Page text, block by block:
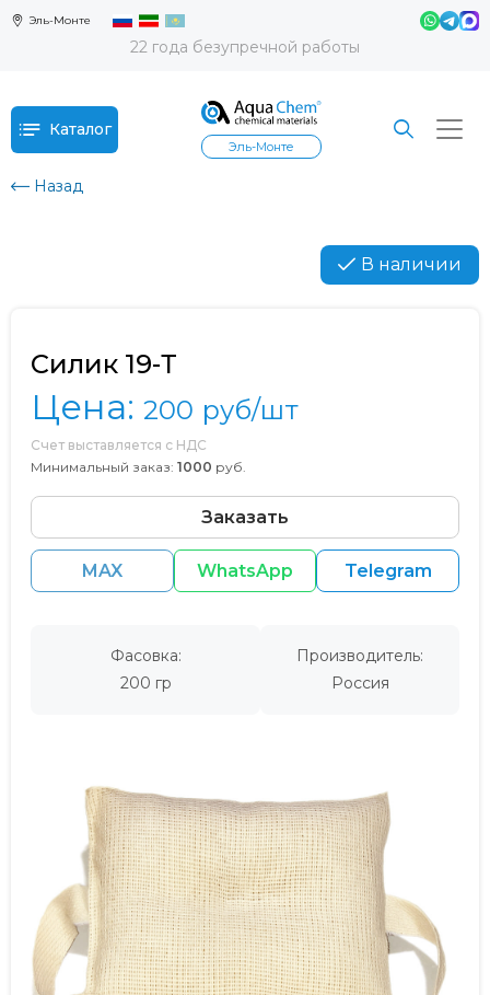
Эль-Монте
22 года безупречной работы
Каталог
Эль-Монте
Назад
В наличии
Силик 19-Т
Цена: 200 руб/шт
Счет выставляется с НДС
Минимальный заказ: 1000 руб.
Заказать
MAX WhatsApp Telegram
Фасовка:
200 гр
Производитель:
Россия